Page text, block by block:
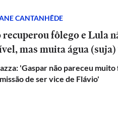
CANTANHÊDE
fôlego e Lula
mas muita água
'Gaspar não pareceu
de ser vice de Flávio'